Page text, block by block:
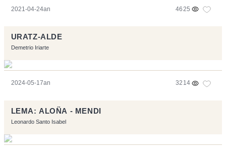
2021-04-24an 4625
URATZ-ALDE
Demetrio Iriarte
2024-05-17an 3214
LEMA: ALOÑA - MENDI
Leonardo Santo Isabel